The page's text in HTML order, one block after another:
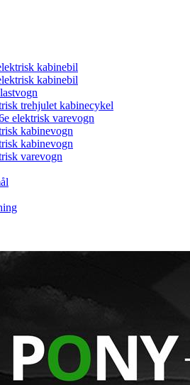
kabinebil
kabinebil
trehjulet kabinecykel
elektrisk varevogn
kabinevogn
kabinevogn
varevogn